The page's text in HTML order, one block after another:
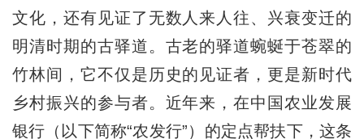
文化，还有见证了无数人来人往、兴衰变迁的
明清时期的古驿道。古老的驿道蜿蜒于苍翠的
竹林间，它不仅是历史的见证者，更是新时代
乡村振兴的参与者。近年来，在中国农业发展
银行（以下简称“农发行”）的定点帮扶下，这条